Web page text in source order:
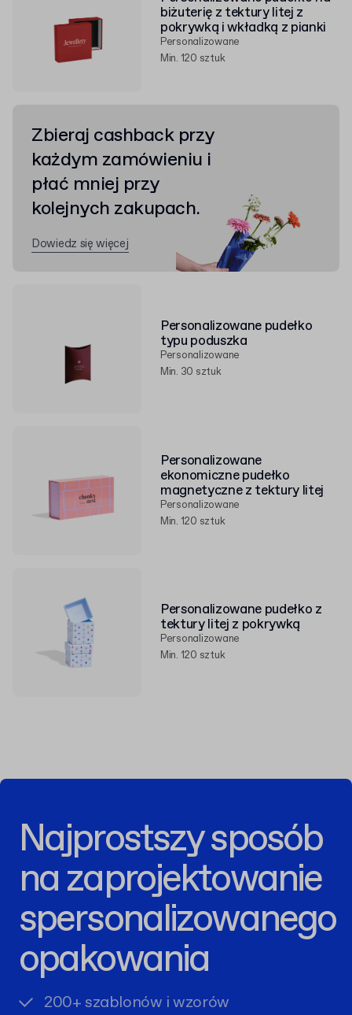
biżuterię z tektury litej z
pokrywką i wkładką z pianki
Personalizowane
Min. 120 sztuk
Personalizowane pudełko
typu poduszka
Personalizowane
Min. 30 sztuk
Personalizowane
ekonomiczne pudełko
magnetyczne z tektury litej
Personalizowane
Min. 120 sztuk
Personalizowane pudełko z
tektury litej z pokrywką
Personalizowane
Min. 120 sztuk
Zbieraj cashback przy
każdym zamówieniu i
płać mniej przy
kolejnych zakupach.
Dowiedz się więcej
Najprostszy sposób
na zaprojektowanie
spersonalizowanego
opakowania
200+ szablonów i wzorów